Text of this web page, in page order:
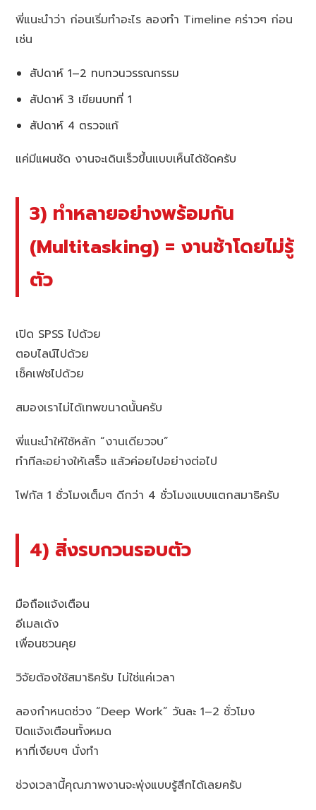
พี่แนะนำว่า ก่อนเริ่มทำอะไร ลองทำ Timeline คร่าวๆ ก่อน
เช่น
สัปดาห์ 1–2 ทบทวนวรรณกรรม
สัปดาห์ 3 เขียนบทที่ 1
สัปดาห์ 4 ตรวจแก้
แค่มีแผนชัด งานจะเดินเร็วขึ้นแบบเห็นได้ชัดครับ
3) ทำหลายอย่างพร้อมกัน
(Multitasking) = งานช้าโดยไม่รู้
ตัว
เปิด SPSS ไปด้วย
ตอบไลน์ไปด้วย
เช็คเฟซไปด้วย
สมองเราไม่ได้เทพขนาดนั้นครับ
พี่แนะนำให้ใช้หลัก “งานเดียวจบ”
ทำทีละอย่างให้เสร็จ แล้วค่อยไปอย่างต่อไป
โฟกัส 1 ชั่วโมงเต็มๆ ดีกว่า 4 ชั่วโมงแบบแตกสมาธิครับ
4) สิ่งรบกวนรอบตัว
มือถือแจ้งเตือน
อีเมลเด้ง
เพื่อนชวนคุย
วิจัยต้องใช้สมาธิครับ ไม่ใช่แค่เวลา
ลองกำหนดช่วง “Deep Work” วันละ 1–2 ชั่วโมง
ปิดแจ้งเตือนทั้งหมด
หาที่เงียบๆ นั่งทำ
ช่วงเวลานี้คุณภาพงานจะพุ่งแบบรู้สึกได้เลยครับ